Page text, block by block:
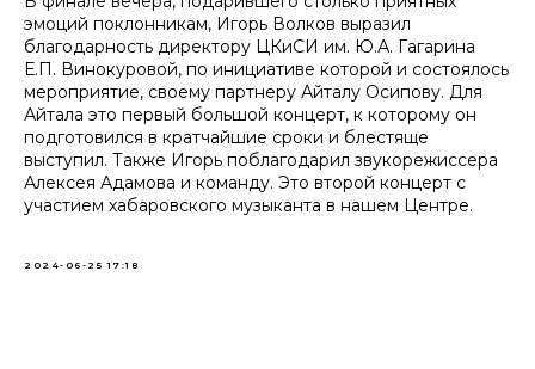
эмоций поклонникам, Игорь Волков выразил
благодарность директору ЦКиСИ им. Ю.А. Гагарина
Е.П. Винокуровой, по инициативе которой и состоялось
мероприятие, своему партнеру Айталу Осипову. Для
Айтала это первый большой концерт, к которому он
подготовился в кратчайшие сроки и блестяще
выступил. Также Игорь поблагодарил звукорежиссера
Алексея Адамова и команду. Это второй концерт с
участием хабаровского музыканта в нашем Центре.
2024-06-25 17:18